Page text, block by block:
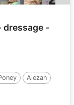
dressage -
Alezan